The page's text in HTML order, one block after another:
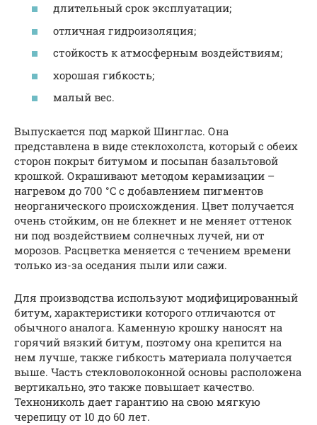
длительный срок эксплуатации;
отличная гидроизоляция;
стойкость к атмосферным воздействиям;
хорошая гибкость;
малый вес.
Выпускается под маркой Шинглас. Она
представлена в виде стеклохолста, который с обеих
сторон покрыт битумом и посыпан базальтовой
крошкой. Окрашивают методом керамизации –
нагревом до 700 °C с добавлением пигментов
неорганического происхождения. Цвет получается
очень стойким, он не блекнет и не меняет оттенок
ни под воздействием солнечных лучей, ни от
морозов. Расцветка меняется с течением времени
только из-за оседания пыли или сажи.
Для производства используют модифицированный
битум, характеристики которого отличаются от
обычного аналога. Каменную крошку наносят на
горячий вязкий битум, поэтому она крепится на
нем лучше, также гибкость материала получается
выше. Часть стекловолоконной основы расположена
вертикально, это также повышает качество.
Технониколь дает гарантию на свою мягкую
черепицу от 10 до 60 лет.